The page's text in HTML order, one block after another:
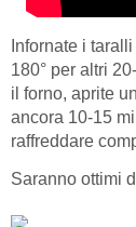
Infornate i
180° per altri
il forno, aprite
ancora 10-15
raffreddare
Saranno ottimi